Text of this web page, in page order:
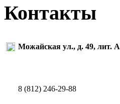
Контакты
Можайская ул., д. 49, лит. А
8 (812) 246-29-88